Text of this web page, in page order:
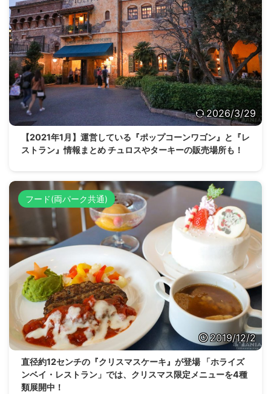
2026/3/29
【2021年1月】運営している『ポップコーンワゴン』と『レ
ストラン』情報まとめ チュロスやターキーの販売場所も！
フード(両パーク共通)
2019/12/2
直径約12センチの『クリスマスケーキ』が登場 「ホライズ
ンベイ・レストラン」では、クリスマス限定メニューを4種
類展開中！